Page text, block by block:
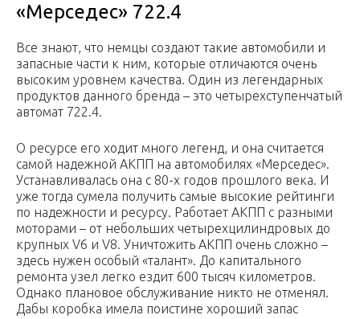
«Мерседес» 722.4
Все знают, что немцы создают такие автомобили и
запасные части к ним, которые отличаются очень
высоким уровнем качества. Один из легендарных
продуктов данного бренда – это четырехступенчатый
автомат 722.4.
О ресурсе его ходит много легенд, и она считается
самой надежной АКПП на автомобилях «Мерседес».
Устанавливалась она с 80-х годов прошлого века. И
уже тогда сумела получить самые высокие рейтинги
по надежности и ресурсу. Работает АКПП с разными
моторами – от небольших четырехцилиндровых до
крупных V6 и V8. Уничтожить АКПП очень сложно –
здесь нужен особый «талант». До капитального
ремонта узел легко ездит 600 тысяч километров.
Однако плановое обслуживание никто не отменял.
Дабы коробка имела поистине хороший запас